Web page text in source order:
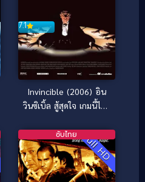
7.1
Invincible (2006) อิน
วินซิเบิ้ล สู้สุดใจ เกมนี้ไม่มี
Full HD
ซับไทย